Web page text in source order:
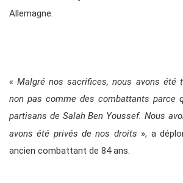
Allemagne.
«Malgré nos sacrifices, nous avons été
non pas comme des combattants parce
partisans de Salah Ben Youssef. Nous
avons été privés de nos droits », a
ancien combattant de 84 ans.